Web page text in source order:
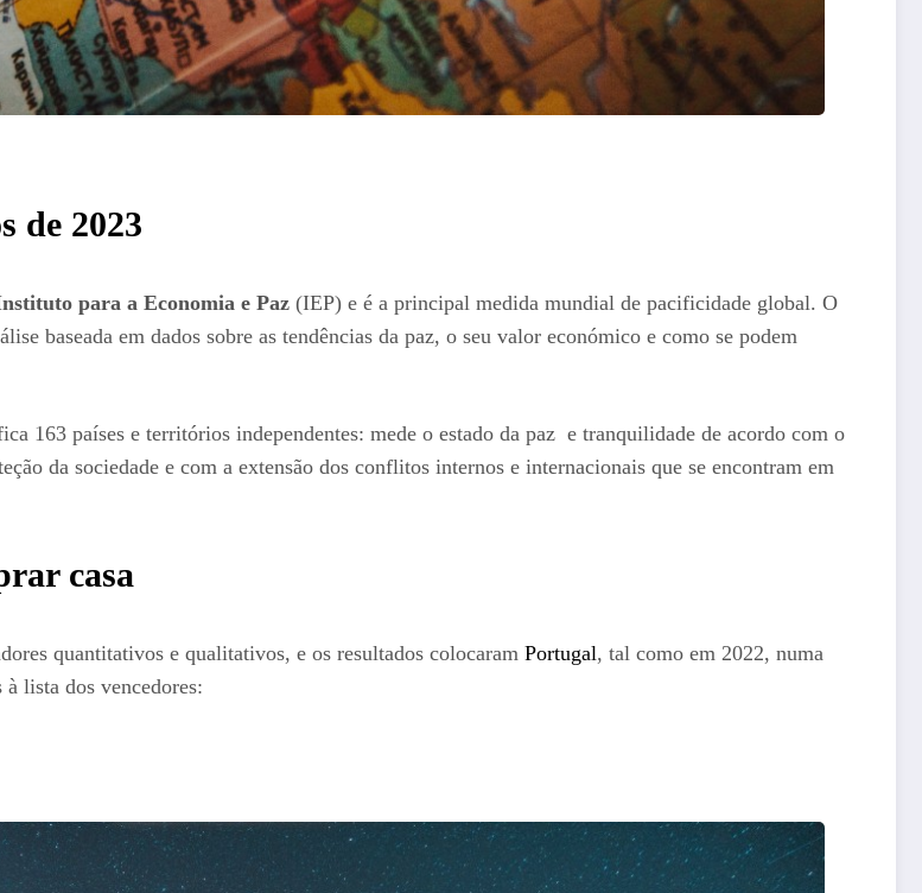
de 2023
para a Economia e Paz (IEP) e é a principal medida mundial de pacificidade global. O
baseada em dados sobre as tendências da paz, o seu valor económico e como se podem
163 países e territórios independentes: mede o estado da paz e tranquilidade de acordo com o
da sociedade e com a extensão dos conflitos internos e internacionais que se encontram em
casa
quantitativos e qualitativos, e os resultados colocaram Portugal, tal como em 2022, numa
à lista dos vencedores: